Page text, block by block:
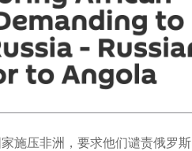
施压非洲，要求他们谴责俄罗斯